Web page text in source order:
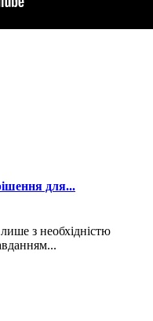
для...
з необхідністю